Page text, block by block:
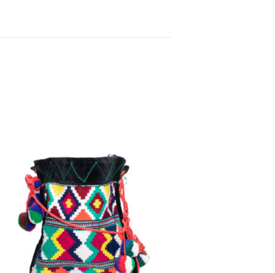
wishlist